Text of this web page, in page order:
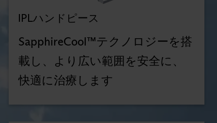
IPLハンドピース
SapphireCool™テクノロジーを搭
載し、より広い範囲を安全に、
快適に治療します